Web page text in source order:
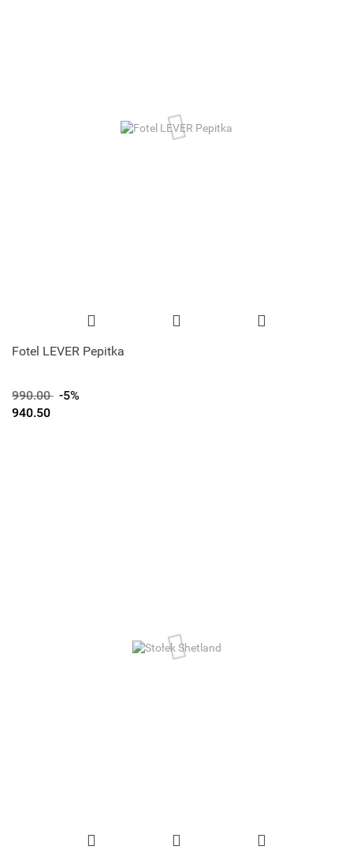
Fotel LEVER Pepitka
990.00 -5%
940.50